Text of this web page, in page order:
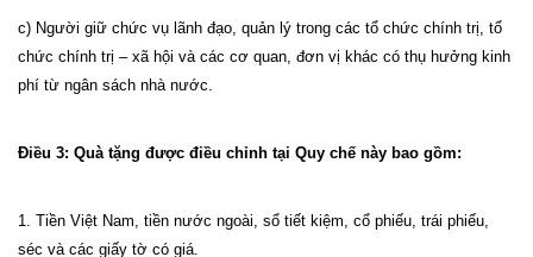
c) Người giữ chức vụ lãnh đạo, quản lý trong các tổ chức chính trị, tổ
chức chính trị – xã hội và các cơ quan, đơn vị khác có thụ hưởng kinh
phí từ ngân sách nhà nước.
Điều 3: Quà tặng được điều chỉnh tại Quy chế này bao gồm:
1. Tiền Việt Nam , tiền nước ngoài, sổ tiết kiệm, cổ phiếu, trái phiếu,
séc và các giấy tờ có giá.